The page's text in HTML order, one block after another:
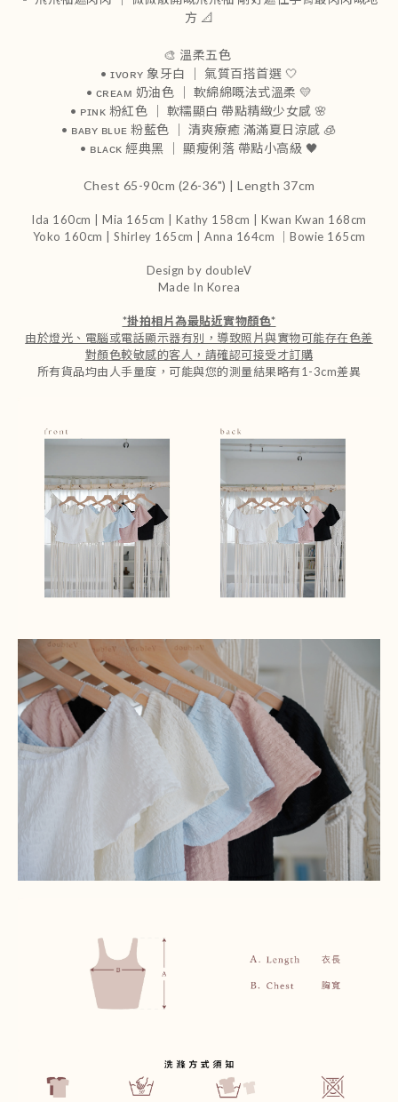
方 📐
🎨 溫柔五色
• ɪᴠᴏʀʏ 象牙白 ｜ 氣質百搭首選 🤍
• ᴄʀᴇᴀᴍ 奶油色 ｜ 軟綿綿嘅法式溫柔 💛
• ᴘɪɴᴋ 粉紅色 ｜ 軟糯顯白 帶點精緻少女感 🌸
• ʙᴀʙʏ ʙʟᴜᴇ 粉藍色 ｜ 清爽療癒 滿滿夏日涼感 🧊
• ʙʟᴀᴄᴋ 經典黑 ｜ 顯瘦俐落 帶點小高級 🖤
Chest 65-90cm (26-36") | Length 37cm
Ida 160cm | Mia 165cm | Kathy 158cm |Kwan Kwan 168cm
Yoko 160cm | Shirley 165cm
| Anna 164cm ｜Bowie 165cm
Design by doubleV
Made In Korea
*掛拍相片為最貼近實物顏色*
由於燈光、電腦或電話顯示器有別，導致照片與實物可能存在色差
對顏色較敏感的客人，請確認可接受才訂購
所有貨品均由人手量度，可能與您的測量結果略有1-3cm差異